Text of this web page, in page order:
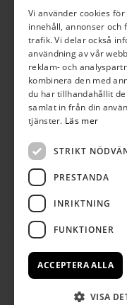
070-
Vi använder cookies
innehåll, annonser och
trafik. Vi delar också
användning av vår
reklam- och
kombinera den med
du har tillhandahållit
samlat in från din
tjänster. Läs mer
STRIKT
PRESTANDA
INRIKTNING
FUNKTIONER
ACCEPTERA ALLA
VISA